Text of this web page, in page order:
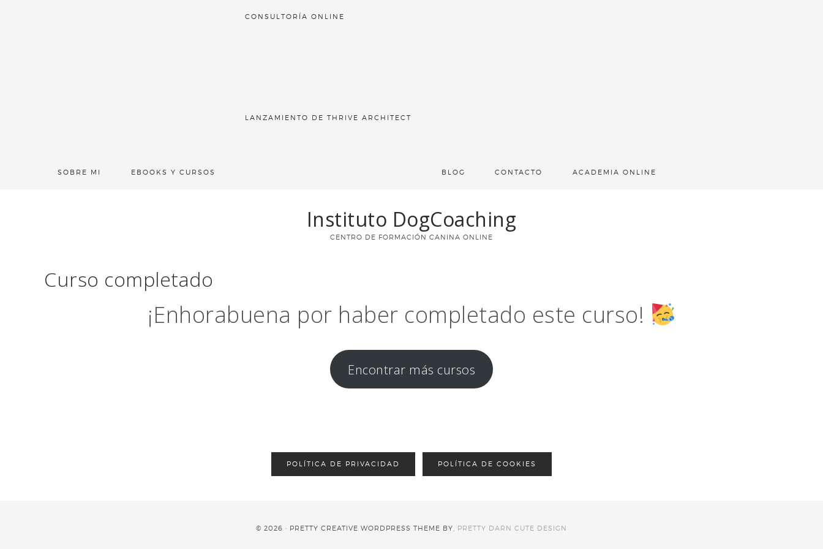
SOBRE MI EBOOKS Y CURSOS
CONSULTORÍA ONLINE
LANZAMIENTO DE THRIVE ARCHITECT
BLOG CONTACTO ACADEMIA ONLINE
Instituto DogCoaching
CENTRO DE FORMACIÓN CANINA ONLINE
Curso completado
¡Enhorabuena por haber completado este curso!
Encontrar más cursos
POLÍTICA DE PRIVACIDAD POLÍTICA DE COOKIES
© 2026 · PRETTY CREATIVE WORDPRESS THEME BY, PRETTY DARN CUTE DESIGN